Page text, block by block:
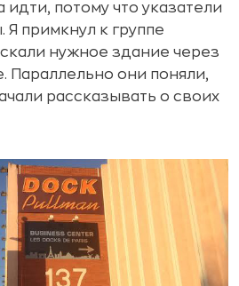
идти, потому что указатели
примкнул к группе
нужное здание через
Параллельно они поняли,
рассказывать о своих